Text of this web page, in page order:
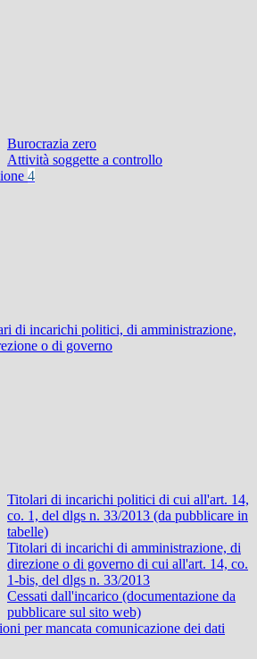
Burocrazia zero
Attività soggette a controllo
4
di incarichi politici, di amministrazione,
o di governo
Titolari di incarichi politici di cui all'art. 14,
co. 1, del dlgs n. 33/2013 (da pubblicare in
tabelle)
Titolari di incarichi di amministrazione, di
direzione o di governo di cui all'art. 14, co.
1-bis, del dlgs n. 33/2013
Cessati dall'incarico (documentazione da
pubblicare sul sito web)
per mancata comunicazione dei dati